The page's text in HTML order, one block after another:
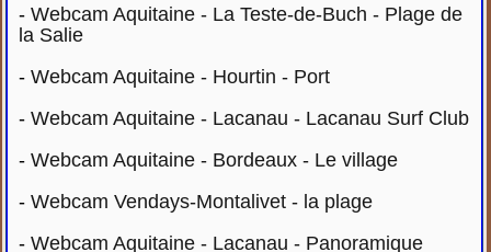
-Webcam Aquitaine - La Teste-de-Buch - Plage de
la Salie
-Webcam Aquitaine - Hourtin - Port
-Webcam Aquitaine - Lacanau - Lacanau Surf Club
-Webcam Aquitaine - Bordeaux - Le village
-Webcam Vendays-Montalivet - la plage
-Webcam Aquitaine - Lacanau - Panoramique